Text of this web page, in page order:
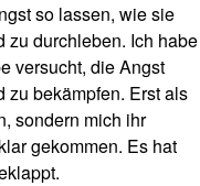
so lassen, wie sie
zu durchleben. Ich habe
versucht, die Angst
zu bekämpfen. Erst als
sondern mich ihr
gekommen. Es hat